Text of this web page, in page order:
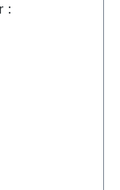
: